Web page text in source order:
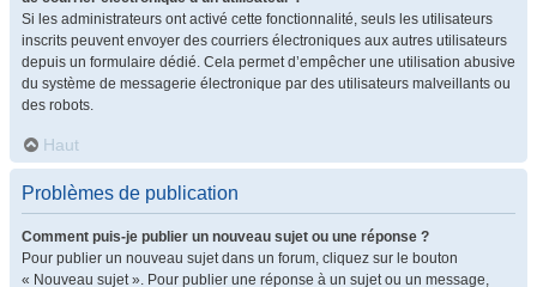
Si les administrateurs ont activé cette fonctionnalité, seuls les utilisateurs
inscrits peuvent envoyer des courriers électroniques aux autres utilisateurs
depuis un formulaire dédié. Cela permet d’empêcher une utilisation abusive
du système de messagerie électronique par des utilisateurs malveillants ou
des robots.
Haut
Problèmes de publication
Comment puis-je publier un nouveau sujet ou une réponse ?
Pour publier un nouveau sujet dans un forum, cliquez sur le bouton
« Nouveau sujet ». Pour publier une réponse à un sujet ou un message,